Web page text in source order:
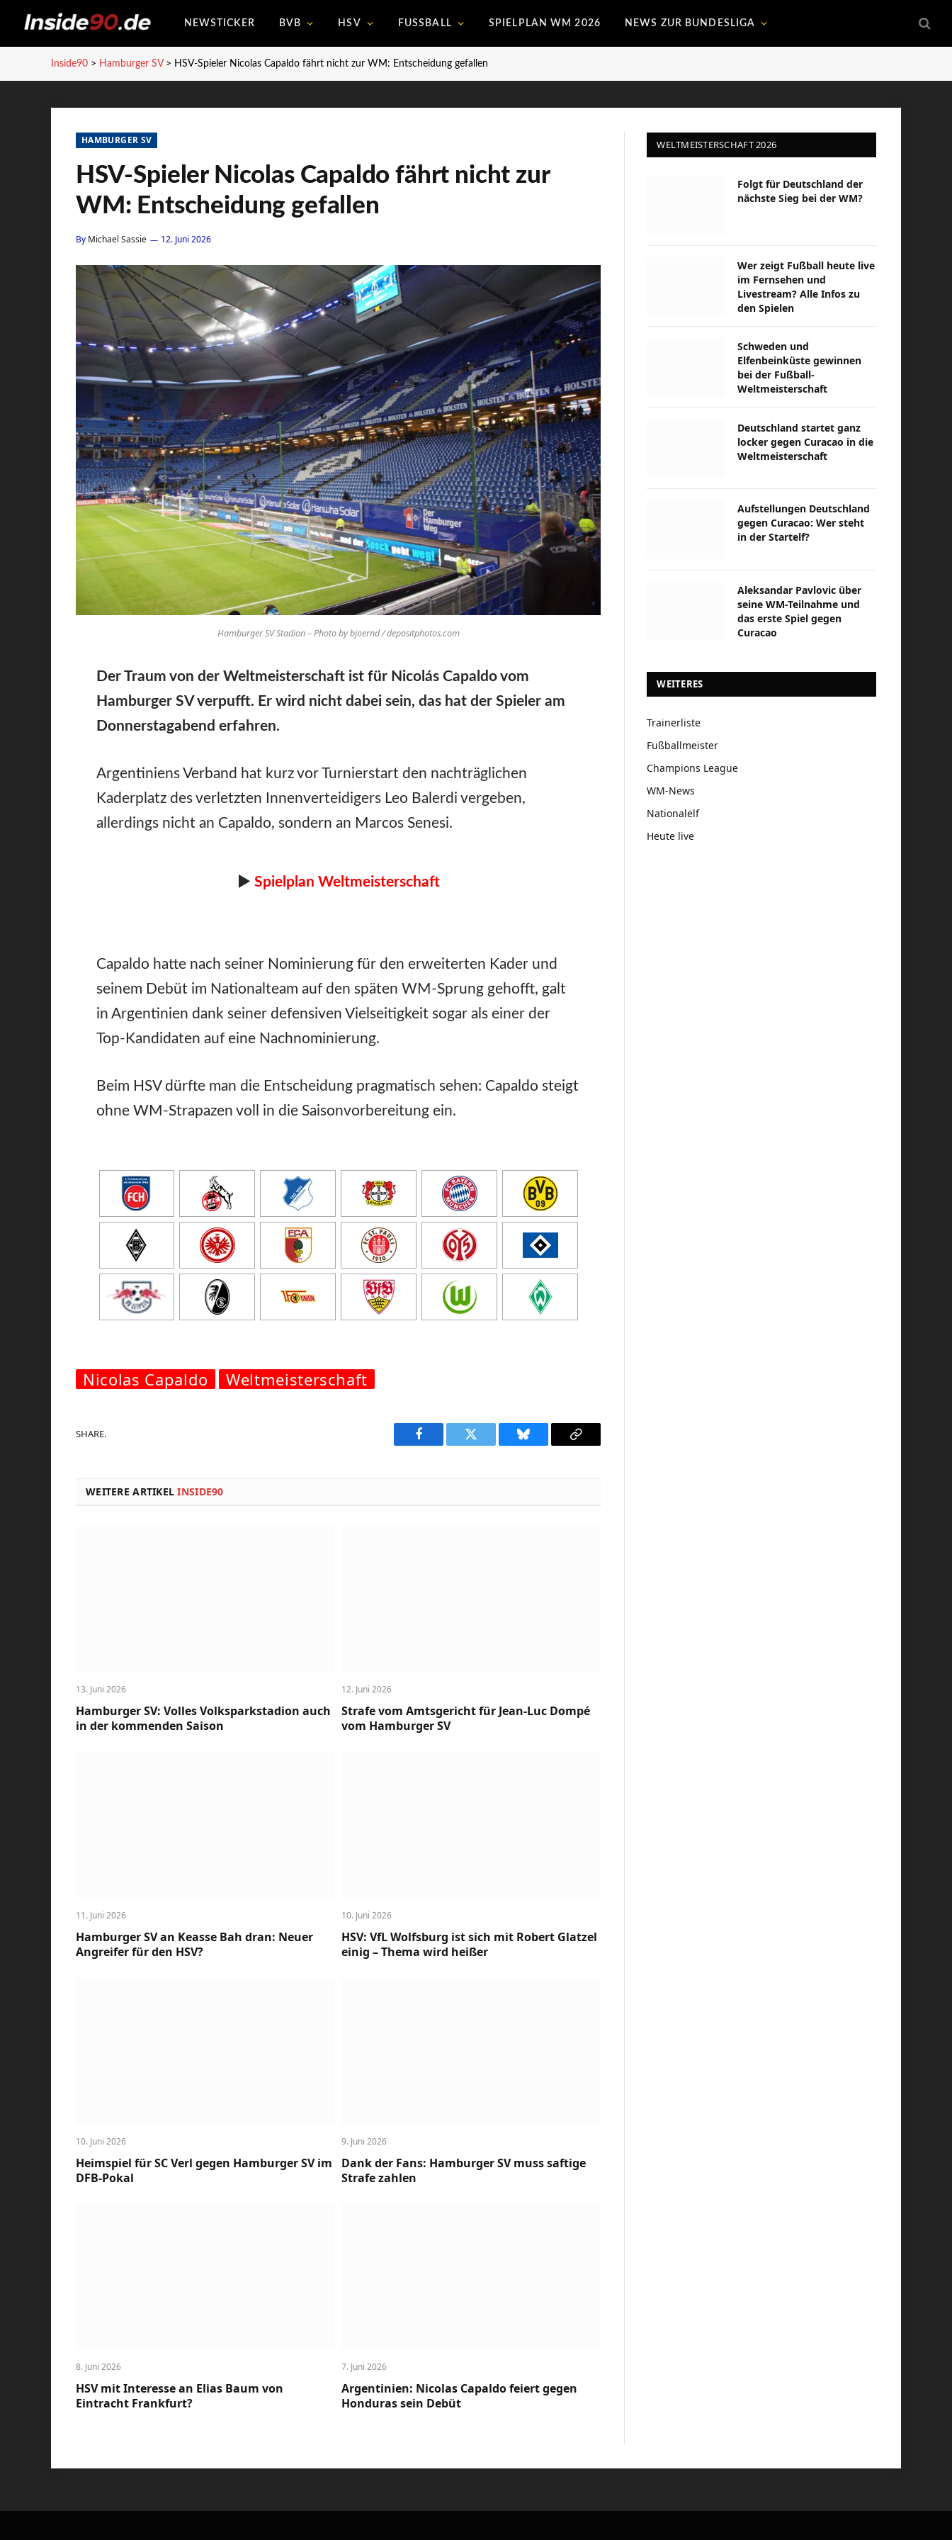
NEWSTICKER BVB HSV FUSSBALL SPIELPLAN WM 2026 NEWS ZUR BUNDESLIGA
Inside90 > Hamburger SV> HSV-Spieler Nicolas Capaldo fährt nicht zur WM: Entscheidung gefallen
HAMBURGER SV
HSV-Spieler Nicolas Capaldo fährt nicht zur
WM: Entscheidung gefallen
By Michael Sassie 12. Juni 2026
Hamburger SV Stadion – Photo by bjoernd / depositphotos.com
Der Traum von der Weltmeisterschaft ist für Nicolás Capaldo vom
Hamburger SV verpufft. Er wird nicht dabei sein, das hat der Spieler am
Donnerstagabend erfahren.
Argentiniens Verband hat kurz vor Turnierstart den nachträglichen
Kaderplatz des verletzten Innenverteidigers Leo Balerdi vergeben,
allerdings nicht an Capaldo, sondern an Marcos Senesi.
► Spielplan Weltmeisterschaft
Capaldo hatte nach seiner Nominierung für den erweiterten Kader und
seinem Debüt im Nationalteam auf den späten WM-Sprung gehofft, galt
in Argentinien dank seiner defensiven Vielseitigkeit sogar als einer der
Top-Kandidaten auf eine Nachnominierung.
Beim HSV dürfte man die Entscheidung pragmatisch sehen: Capaldo steigt
ohne WM-Strapazen voll in die Saisonvorbereitung ein.
Nicolas Capaldo Weltmeisterschaft
SHARE.
Facebook Twitter Bluesky
Copy
WEITERE ARTIKELINSIDE90
13. Juni 2026
Hamburger SV: Volles Volksparkstadion auch
in der kommenden Saison
12. Juni 2026
Strafe vom Amtsgericht für Jean-Luc Dompé
vom Hamburger SV
11. Juni 2026
Hamburger SV an Keasse Bah dran: Neuer
Angreifer für den HSV?
10. Juni 2026
HSV: VfL Wolfsburg ist sich mit Robert Glatzel
einig – Thema wird heißer
10. Juni 2026
Heimspiel für SC Verl gegen Hamburger SV im
DFB-Pokal
9. Juni 2026
Dank der Fans: Hamburger SV muss saftige
Strafe zahlen
8. Juni 2026
HSV mit Interesse an Elias Baum von
Eintracht Frankfurt?
7. Juni 2026
Argentinien: Nicolas Capaldo feiert gegen
Honduras sein Debüt
WELTMEISTERSCHAFT 2026
Folgt für Deutschland der
nächste Sieg bei der WM?
Wer zeigt Fußball heute live
im Fernsehen und
Livestream? Alle Infos zu
den Spielen
Schweden und
Elfenbeinküste gewinnen
bei der Fußball-
Weltmeisterschaft
Deutschland startet ganz
locker gegen Curacao in die
Weltmeisterschaft
Aufstellungen Deutschland
gegen Curacao: Wer steht
in der Startelf?
Aleksandar Pavlovic über
seine WM-Teilnahme und
das erste Spiel gegen
Curacao
WEITERES
Trainerliste
Fußballmeister
Champions League
WM-News
Nationalelf
Heute live